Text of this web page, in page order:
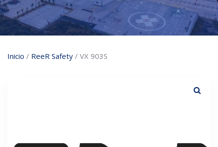
Inicio / ReeR Safety / VX 903S